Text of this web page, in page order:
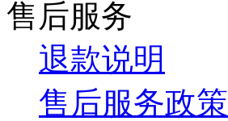
售后服务
退款说明
售后服务政策